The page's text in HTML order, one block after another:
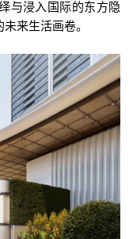
与浸入国际的东方隐
来生活画卷。